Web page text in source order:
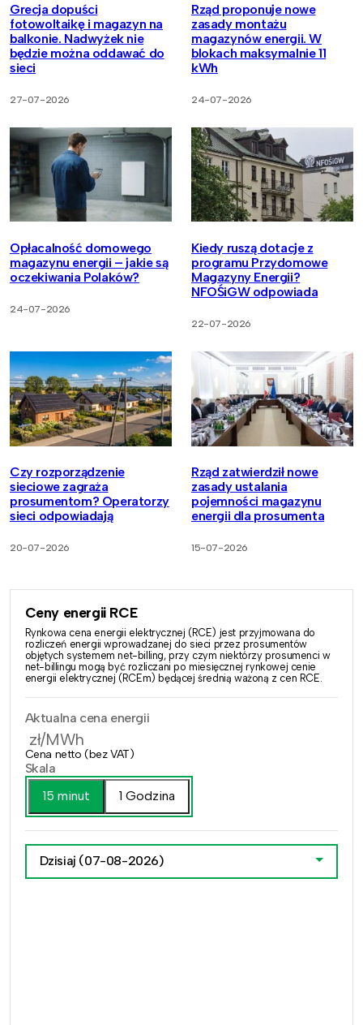
Grecja dopuści
fotowoltaikę i magazyn na
balkonie. Nadwyżek nie
będzie można oddawać do
sieci
27-07-2026
Rząd proponuje nowe
zasady montażu
magazynów energii. W
blokach maksymalnie 11
kWh
24-07-2026
Opłacalność domowego
magazynu energii – jakie są
oczekiwania Polaków?
24-07-2026
Kiedy ruszą dotacje z
programu Przydomowe
Magazyny Energii?
NFOŚiGW odpowiada
22-07-2026
Czy rozporządzenie
sieciowe zagraża
prosumentom? Operatorzy
sieci odpowiadają
20-07-2026
Rząd zatwierdził nowe
zasady ustalania
pojemności magazynu
energii dla prosumenta
15-07-2026
Ceny energii RCE
Rynkowa cena energii elektrycznej (RCE) jest przyjmowana do
rozliczeń energii wprowadzanej do sieci przez prosumentów
objętych systemem net-billing, przy czym niektórzy prosumenci w
net-billingu mogą być rozliczani po miesięcznej rynkowej cenie
energii elektrycznej (RCEm) będącej średnią ważoną z cen RCE.
Aktualna cena energii
zł/MWh
Cena netto (bez VAT)
Skala
15 minut
1 Godzina
Dzisiaj (07-08-2026)